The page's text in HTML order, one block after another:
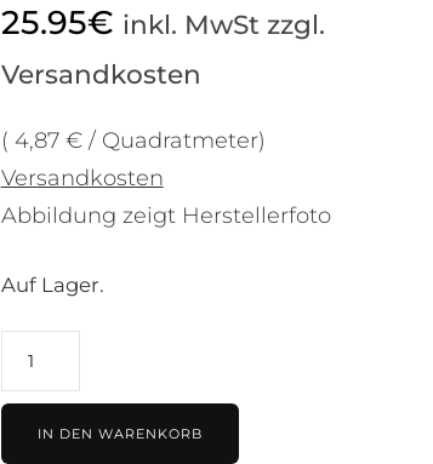
25.95€ inkl. MwSt zzgl.
Versandkosten
( 4,87 € / Quadratmeter)
Versandkosten
Abbildung zeigt Herstellerfoto
Auf Lager.
Tapete
grau
beigeIN DEN WARENKORB